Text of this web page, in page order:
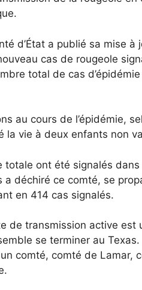
d’État a publié sa mise à
cas de rougeole
total de cas
au cours de l’épidémie,
la vie à deux enfants non
totale ont été signalés
déchiré ce comté, se
en 414 cas signalés.
de transmission active est
se terminer au
comté, comté de Lamar,